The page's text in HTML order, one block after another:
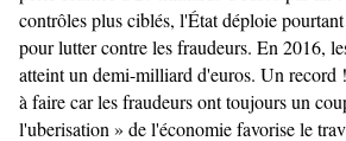
contrôles plus ciblés, l'État déploie
pour lutter contre les fraudeurs. En 2016,
atteint un demi-milliard d'euros. Un record
à faire car les fraudeurs ont toujours un
l'uberisation » de l'économie favorise le